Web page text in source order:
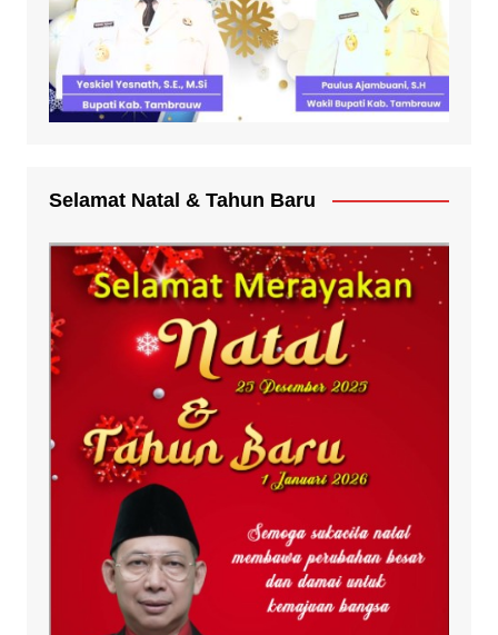
Selamat Natal & Tahun Baru